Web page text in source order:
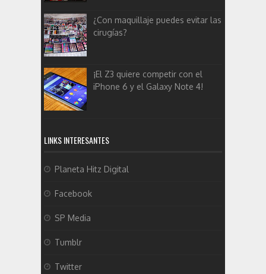
¿Con maquillaje puedes evitar las
cirugías?
¡El Z3 quiere competir con el
iPhone 6 y el Galaxy Note 4!
LINKS INTERESANTES
Planeta Hitz Digital
Facebook
SP Media
Tumblr
Twitter